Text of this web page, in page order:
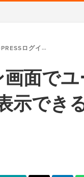
ーザーがパスワードを表示/非表示できるようにする方法
面で
示でき